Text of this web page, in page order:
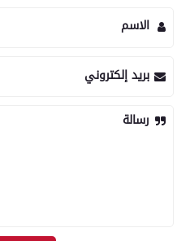
الاسم
بريد إلكتروني
رسالة